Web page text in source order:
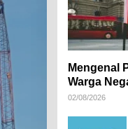
Mengenal
Warga
02/08/2026